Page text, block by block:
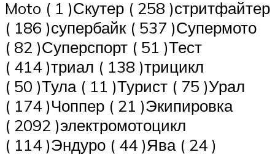
Moto ( 1 )Скутер ( 258 )стритфайтер
( 186 )супербайк ( 537 )Супермото
( 82 )Суперспорт ( 51 )Тест
( 414 )триал ( 138 )трицикл
( 50 )Тула ( 11 )Турист ( 75 )Урал
( 174 )Чоппер ( 21 )Экипировка
( 2092 )электромотоцикл
( 114 )Эндуро ( 44 )Ява ( 24 )